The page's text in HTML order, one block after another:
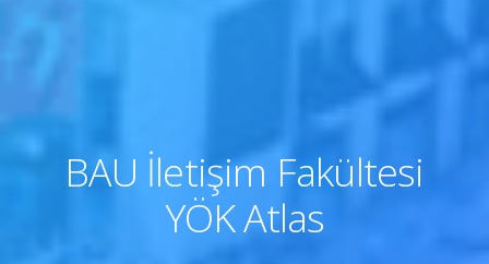
BAU İletişim Fakültesi
YÖK Atlas